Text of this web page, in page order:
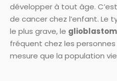
développer à tout âge.
de cancer chez l’enfant. Le
le plus grave, le
fréquent chez les
mesure que la population